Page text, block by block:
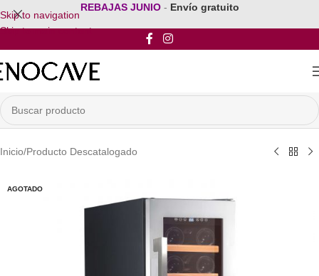
Skip to navigation
Skip to main content
REBAJAS JUNIO - Envío gratuito
Inicio/Producto Descatalogado
AGOTADO